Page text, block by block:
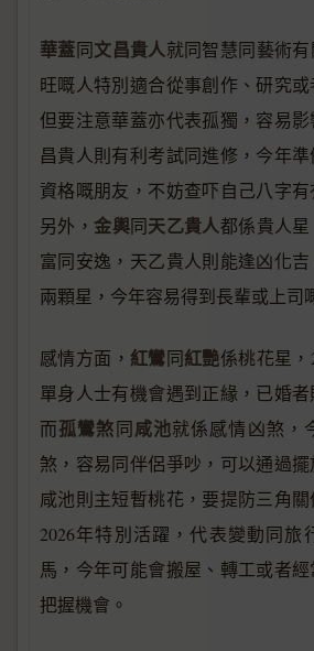
華蓋同文昌貴人就同智慧同藝術
旺嘅人特別適合從事創作、研究或
但要注意華蓋亦代表孤獨，容易
昌貴人則有利考試同進修，今年
資格嘅朋友，不妨查吓自己八字有
另外， 金輿同天乙貴人都係貴人
富同安逸，天乙貴人則能逢凶化
兩顆星，今年容易得到長輩或上司
感情方面， 紅鸞同紅艷係桃花星，
單身人士有機會遇到正緣，已婚者
而孤鸞煞同咸池就係感情凶煞，
煞，容易同伴侶爭吵，可以通過擺
咸池則主短暫桃花，要提防三角
2026年特別活躍，代表變動同旅
馬，今年可能會搬屋、轉工或者
把握機會。